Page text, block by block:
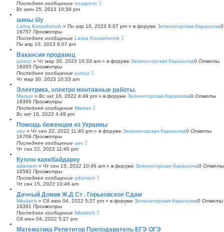
Последнее сообщение incogni-to
Вс июн 25, 2023 10:38 pm
шины б/у
Larisa Konashenok » Пн апр 10, 2023 8:07 pm » в форуме Зеленогорская барахолка
16757 Просмотры
Последнее сообщение Larisa Konashenok
Пн апр 10, 2023 8:07 pm
Вакансия продавец
yurezz » Чт мар 30, 2023 10:33 am » в форуме Зеленогорская барахолка0 Ответы
16065 Просмотры
Последнее сообщение yurezz
Чт мар 30, 2023 10:33 am
Электрика, электро монтажные работы.
Marsus » Вс окт 16, 2022 4:49 pm » в форуме Зеленогорская барахолка0 Ответы
18366 Просмотры
Последнее сообщение Marsus
Вс окт 16, 2022 4:49 pm
Помощь беженцам из Украины
uev » Чт сен 22, 2022 11:40 pm » в форуме Зеленогорская барахолка0 Ответы
16709 Просмотры
Последнее сообщение uev
Чт сен 22, 2022 11:40 pm
Куплю каяк/байдарку
adamant » Чт сен 15, 2022 10:46 am » в форуме Зеленогорская барахолка0 Ответы
16582 Просмотры
Последнее сообщение adamant
Чт сен 15, 2022 10:46 am
Дачный Домик Ж.Д Ст . Горьковское Сдам
Nikolaich » Сб июн 04, 2022 5:27 pm » в форуме Зеленогорская барахолка0 Ответы
18391 Просмотры
Последнее сообщение Nikolaich
Сб июн 04, 2022 5:27 pm
Математика Репетитор Преподаватель ЕГЭ ОГЭ